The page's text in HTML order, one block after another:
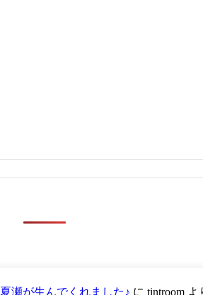
瀬が生んでくれました♪ に tintroom よ